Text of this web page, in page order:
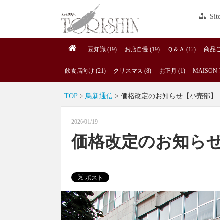
豆知識 (19) お店自慢 (19) Ｑ＆Ａ (12) 商品
飲食店向け (21) クリスマス (8) お正月 (1) MAISON
TOP >鳥新通信 > 価格改定のお知らせ【小売部】
2026/01/19
価格改定のお知ら